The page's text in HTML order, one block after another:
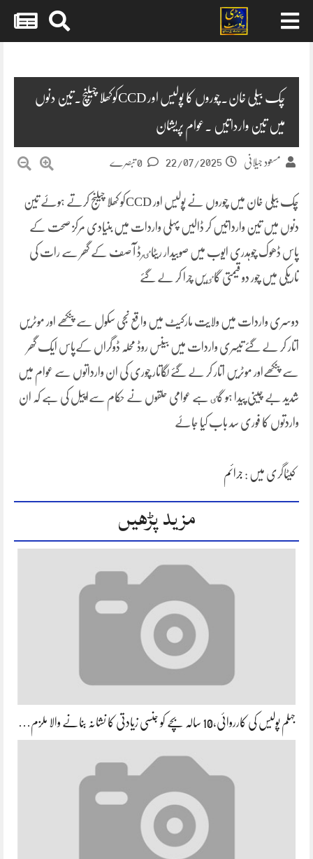
چک بیلی خان۔چوروں کا پولیس اور CCDکوکھلا چیلنچ۔تین دنوں
میں تین وارداتیں ۔عوام پریشان
مسعود جیلانی 22/07/2025
چک بیلی خان میں چوروں نے پولیس اور CCDکو کھلا چیلنج کرتے ہوۓ تین
دنوں میں تین وارداتیں کر ڈالیں پہلی واردات میں بنیادی مرکز صحت کے
پاس ڈھوک چوہدری ایوب میں صوبیدار ریٹاٸرڈ آ صف کے گھر سے رات کی
تاریکی میں چور دو قیمتی گاٸیں چرا کر لے گۓ
دوسری واردات میں ولایت مارکیٹ میں واقع نجی سکول سے پنکھے اور موٹریں
اتار کر لے گۓ تیسری واردات میں بینس روڈ محلہ ڈوگراں کےپاس ایک گھر
سے پنکھےاور موٹریں اتار کر لے گۓ لگاتار چوری کی ان وارداتوں سے عوام میں
شدید بے چینی پیدا ہو گٸ ہے عوامی حلقوں نے حکام سےاپیل کی ہے کہ ان
واردتوں کا فوری سد باب کیا جاۓ
کیٹاگری میں : جرائم
مزید پڑھیں
جہلم پولیس کی کارروائی،10 سالہ بچے کو جنسی زیادتی کا نشانہ بنانے والا ملزم…